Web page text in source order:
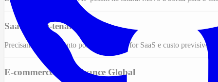
SaaS Multi-tenant
Precisam de isolamento por cliente, SSL for SaaS e custo previsível
E-commerce com Alcance Global